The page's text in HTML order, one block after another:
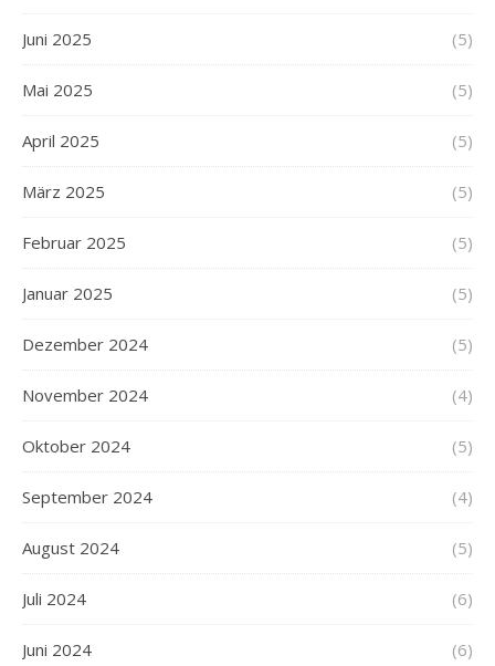
Juni 2025 (5)
Mai 2025 (5)
April 2025 (5)
März 2025 (5)
Februar 2025 (5)
Januar 2025 (5)
Dezember 2024 (5)
November 2024 (4)
Oktober 2024 (5)
September 2024 (4)
August 2024 (5)
Juli 2024 (6)
Juni 2024 (6)